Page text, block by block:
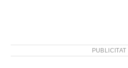
PUBLICITAT